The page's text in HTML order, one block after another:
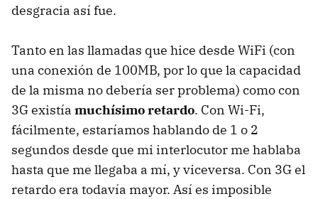
desgracia así fue.
Tanto en las llamadas que hice desde WiFi (con
una conexión de 100MB, por lo que la capacidad
de la misma no debería ser problema) como con
3G existía muchísimo retardo. Con Wi-Fi,
fácilmente, estaríamos hablando de 1 o 2
segundos desde que mi interlocutor me hablaba
hasta que me llegaba a mí, y viceversa. Con 3G el
retardo era todavía mayor. Así es imposible